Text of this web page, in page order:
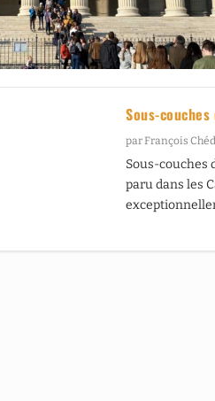
Sous-
parFrançois
Sous-couches
paru dans les